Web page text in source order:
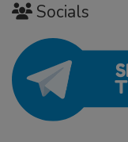
Socials